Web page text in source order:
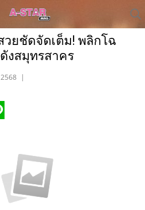
วยชัดจัดเต็ม! พลิกโฉ
งสมุทรสาคร
|